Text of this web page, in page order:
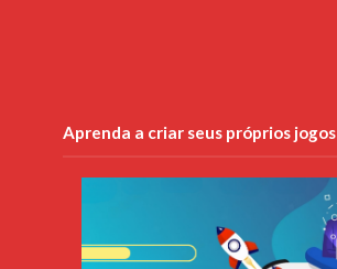
Aprenda a criar seus próprios jogos